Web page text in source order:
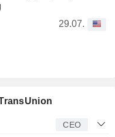
29.07.
CEO